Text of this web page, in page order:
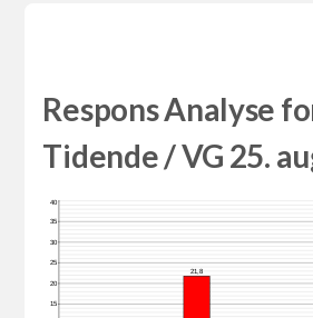
Respons Analyse
Tidende / VG 25.
21,8
15
20
25
30
35
40